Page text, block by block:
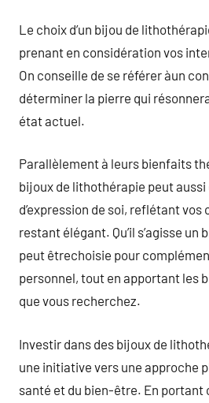
Le choix d’un bijou de
prenant en considération vos
On conseille de se référer àun
déterminer la pierre qui
état actuel.
Parallèlement à leurs bienfaits
bijoux de lithothérapie peut
d’expression de soi, reflétant
restant élégant. Qu’il s’agisse
peut êtrechoisie pour
personnel, tout en apportant les
que vous recherchez.
Investir dans des bijoux de
une initiative vers une approche
santé et du bien-être. En portant